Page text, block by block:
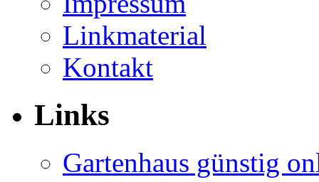
Linkmaterial
Kontakt
Links
Gartenhaus günstig